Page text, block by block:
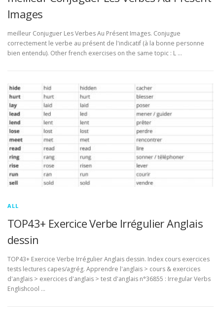
Images
meilleur Conjuguer Les Verbes Au Présent Images. Conjugue
correctement le verbe au présent de l'indicatif (à la bonne personne
bien entendu). Other french exercises on the same topic : L …
ALL
TOP43+ Exercice Verbe Irrégulier Anglais
dessin
TOP43+ Exercice Verbe Irrégulier Anglais dessin. Index cours exercices
tests lectures capes/agrég. Apprendre l'anglais > cours & exercices
d'anglais > exercices d'anglais > test d'anglais n°36855 : Irregular Verbs
Englishcool …